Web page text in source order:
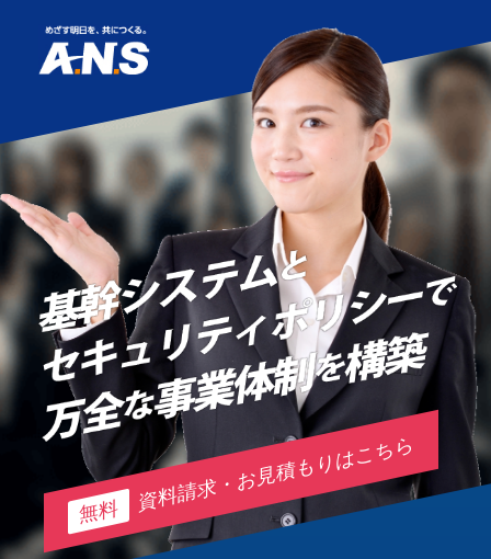
無料 資料請求・お見積もりはこちら